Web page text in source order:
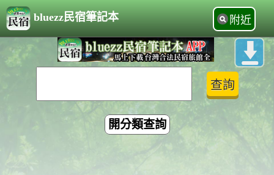
bluezz民宿筆記本 附近
開分類查詢